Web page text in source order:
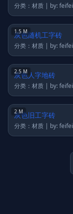
分类：材质 | by: feifei
1.5 M
灰色随机工字砖